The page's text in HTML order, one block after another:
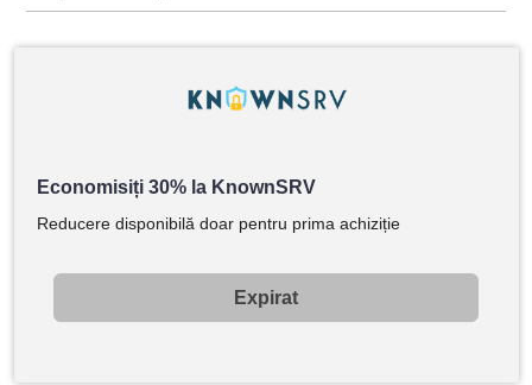
Economisiți 30% la KnownSRV
Reducere disponibilă doar pentru prima achiziție
Expirat